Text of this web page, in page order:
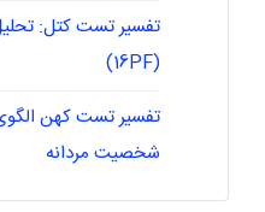
(16PF)
تفسیر تست کهن
شخصیت مردانه